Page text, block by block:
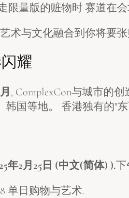
限量版的赃物时 赛道在
术与文化融合到你将要张
耀
, ComplexCon与城市的
韩国等地。 香港独有的"
年2月25日 (中文(简体) ).下
单日购物与艺术.